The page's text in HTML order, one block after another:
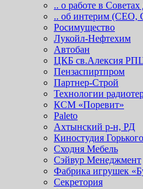
.. о работе в Советах
.. об интерим (СЕО,
Росимущество
Лукойл-Нефтехим
Автобан
ЦКБ св.Алексия
Пензаспиртпром
Партнер-Строй
Технологии
КСМ «Поревит»
Paleto
Ахтынский р-н, РД
Киностудия Горького
Сходня Мебель
Сэйвур Менеджмент
Фабрика игрушек
Секретория